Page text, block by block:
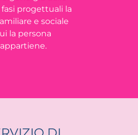
progettuali la
e sociale
la persona
appartiene.